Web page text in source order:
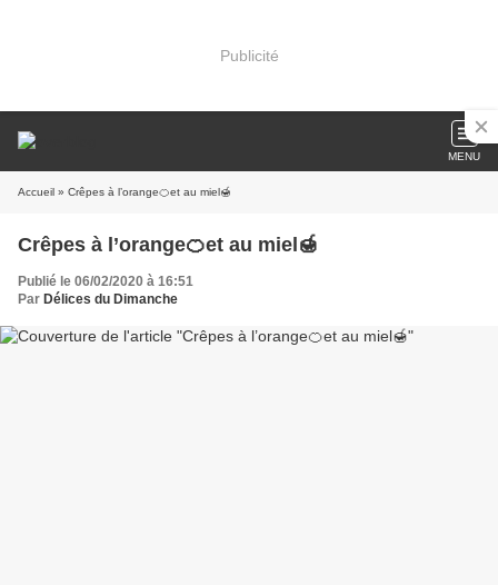
Publicité
MENU
Accueil » Crêpes à l’orange🍊et au miel🍯
Crêpes à l’orange🍊et au miel🍯
Publié le 06/02/2020 à 16:51
Par Délices du Dimanche